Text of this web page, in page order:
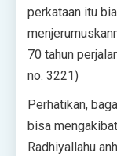
perkataan itu
70 tahun
no. 3221)
Perhatikan,
bisa
Radhiyallahu